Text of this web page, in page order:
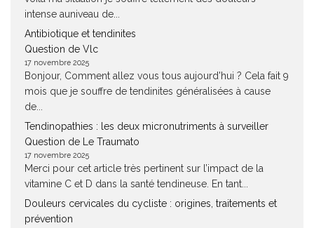
intense auniveau de...
Antibiotique et tendinites
Question de Vlc
17 novembre 2025
Bonjour, Comment allez vous tous aujourd'hui ? Cela fait 9
mois que je souffre de tendinites généralisées à cause
de...
Tendinopathies : les deux micronutriments à surveiller
Question de Le Traumato
17 novembre 2025
Merci pour cet article très pertinent sur l’impact de la
vitamine C et D dans la santé tendineuse. En tant...
Douleurs cervicales du cycliste : origines, traitements et
prévention